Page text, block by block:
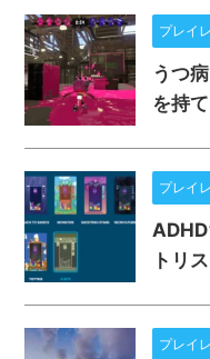
プレイ
うつ
を持
プレイ
トリ
プレイ